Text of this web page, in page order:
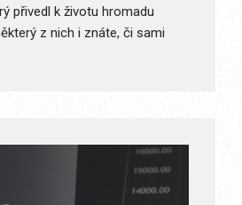
přivedl k životu hromadu
z nich i znáte, či sami